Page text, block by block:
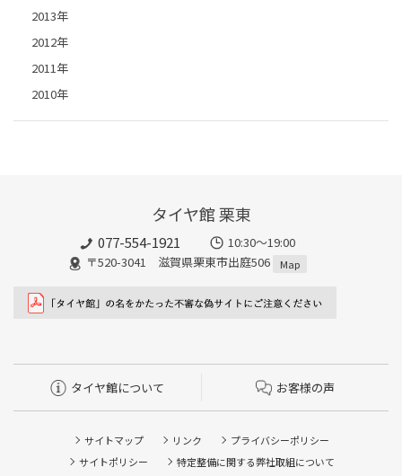
2013年
2012年
2011年
2010年
タイヤ館 栗東
077-554-1921
10:30～19:00
〒520-3041 滋賀県栗東市出庭506
Map
タイヤ館について お客様の声
サイトマップ リンク
プライバシーポリシー
サイトポリシー
特定整備に関する弊社取組について